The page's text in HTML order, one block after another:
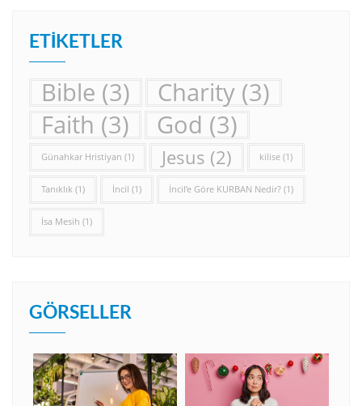
ETIKETLER
Bible (3) Charity (3)
Faith (3) God (3)
Günahkar Hristiyan (1) Jesus (2) kilise (1)
Tanıklık (1) İncil (1) İncil’e Göre KURBAN Nedir? (1)
İsa Mesih (1)
GÖRSELLER